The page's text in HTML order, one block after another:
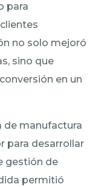
para
no solo mejoró
sino que
en un
de manufactura
para desarrollar
gestión de
permitió